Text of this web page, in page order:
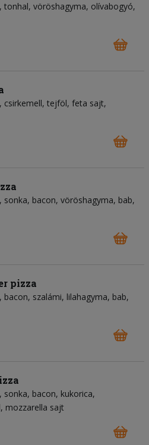
tonhal vöröshagyma olívabogyó
csirkemell tejföl feta sajt
sonka bacon vöröshagyma bab
pizza
bacon szalámi lilahagyma bab
sonka bacon kukorica
mozzarella sajt